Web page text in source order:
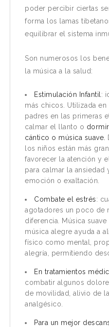
poder percibir ciertas
forma los lamas
equilibrar el sistema
Son numerosos los
la música a la salud:
Estimulación Infantil :
más chicos. Utilizada
padres en las primeras
calmar el llanto o
cántico o música suave.
los niños están más
favorecer la atención y
para calmar la
emoción o exaltación.
Combate el estrés:
agotadores un poco de
diferencia. Música
música alegre ayuda a
físico como mental,
alegría, permitiendo
En tratamientos
combatir algunos
de movilidad, alivio de
analgésico.
Para un mejor